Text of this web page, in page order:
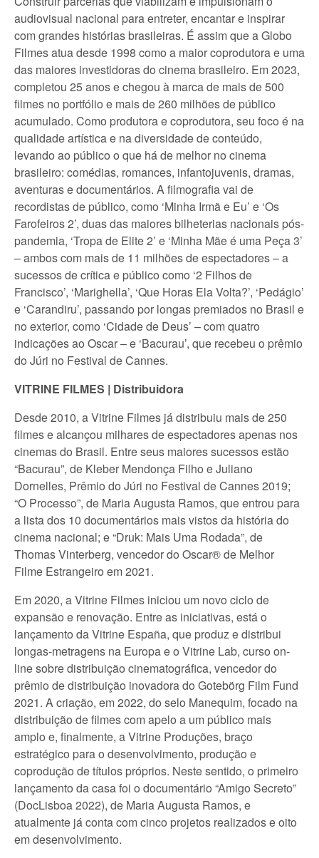
audiovisual nacional para entreter, encantar e inspirar
com grandes histórias brasileiras. É assim que a Globo
Filmes atua desde 1998 como a maior coprodutora e uma
das maiores investidoras do cinema brasileiro. Em 2023,
completou 25 anos e chegou à marca de mais de 500
filmes no portfólio e mais de 260 milhões de público
acumulado. Como produtora e coprodutora, seu foco é na
qualidade artística e na diversidade de conteúdo,
levando ao público o que há de melhor no cinema
brasileiro: comédias, romances, infantojuvenis, dramas,
aventuras e documentários. A filmografia vai de
recordistas de público, como ‘Minha Irmã e Eu’ e ‘Os
Farofeiros 2’, duas das maiores bilheterias nacionais pós-
pandemia, ‘Tropa de Elite 2’ e ‘Minha Mãe é uma Peça 3’
– ambos com mais de 11 milhões de espectadores – a
sucessos de crítica e público como ‘2 Filhos de
Francisco’, ‘Marighella’, ‘Que Horas Ela Volta?’, ‘Pedágio’
e ‘Carandiru’, passando por longas premiados no Brasil e
no exterior, como ‘Cidade de Deus’ – com quatro
indicações ao Oscar – e ‘Bacurau’, que recebeu o prêmio
do Júri no Festival de Cannes.
VITRINE FILMES | Distribuidora
Desde 2010, a Vitrine Filmes já distribuiu mais de 250
filmes e alcançou milhares de espectadores apenas nos
cinemas do Brasil. Entre seus maiores sucessos estão
“Bacurau”, de Kleber Mendonça Filho e Juliano
Dornelles, Prêmio do Júri no Festival de Cannes 2019;
“O Processo”, de Maria Augusta Ramos, que entrou para
a lista dos 10 documentários mais vistos da história do
cinema nacional; e “Druk: Mais Uma Rodada”, de
Thomas Vinterberg, vencedor do Oscar® de Melhor
Filme Estrangeiro em 2021.
Em 2020, a Vitrine Filmes iniciou um novo ciclo de
expansão e renovação. Entre as iniciativas, está o
lançamento da Vitrine España, que produz e distribui
longas-metragens na Europa e o Vitrine Lab, curso on-
line sobre distribuição cinematográfica, vencedor do
prêmio de distribuição inovadora do Gotebörg Film Fund
2021. A criação, em 2022, do selo Manequim, focado na
distribuição de filmes com apelo a um público mais
amplo e, finalmente, a Vitrine Produções, braço
estratégico para o desenvolvimento, produção e
coprodução de títulos próprios. Neste sentido, o primeiro
lançamento da casa foi o documentário “Amigo Secreto”
(DocLisboa 2022), de Maria Augusta Ramos, e
atualmente já conta com cinco projetos realizados e oito
em desenvolvimento.